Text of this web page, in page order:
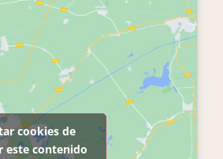
cookies de
este contenido